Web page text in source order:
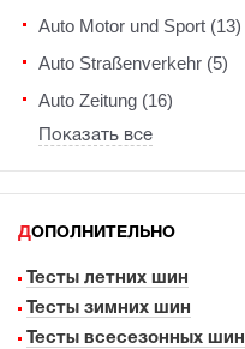
Auto Motor und Sport (13)
Auto Straßenverkehr (5)
Auto Zeitung (16)
Показать все
ДОПОЛНИТЕЛЬНО
Тесты летних шин
Тесты зимних шин
Тесты всесезонных шин